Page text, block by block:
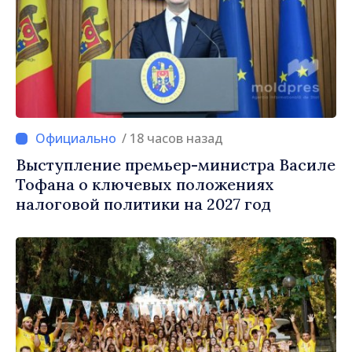
/ 18 часов назад
Выступление премьер-министра Василе
Тофана о ключевых положениях
налоговой политики на 2027 год